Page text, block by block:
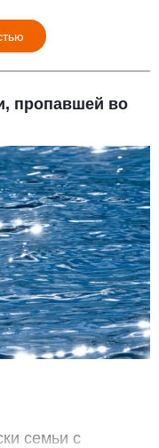
пропавшей во
семьи с